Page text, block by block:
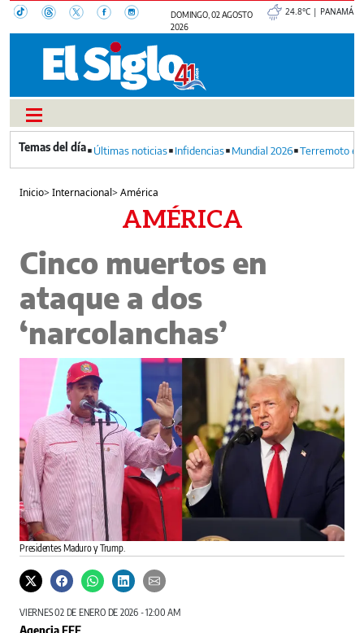
DOMINGO, 02 AGOSTO
2026
24.8°C | PANAMÁ
Últimas noticias Infidencias Mundial 2026 Terremoto
Inicio>Internacional>América
AMÉRICA
Cinco muertos en
ataque a dos
‘narcolanchas’
Presidentes Maduro y Trump.
VIERNES 02 DE ENERO DE 2026 - 12:00 AM
Agencia EFE